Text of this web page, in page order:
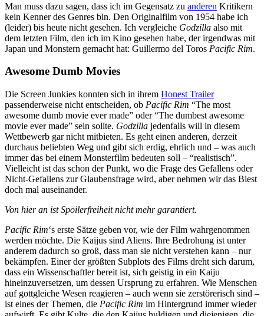
Man muss dazu sagen, dass ich im Gegensatz zu anderen Kritikern
kein Kenner des Genres bin. Den Originalfilm von 1954 habe ich
(leider) bis heute nicht gesehen. Ich vergleiche Godzilla also mit
dem letzten Film, den ich im Kino gesehen habe, der irgendwas mit
Japan und Monstern gemacht hat: Guillermo del Toros Pacific Rim.
Awesome Dumb Movies
Die Screen Junkies konnten sich in ihrem Honest Trailer
passenderweise nicht entscheiden, ob Pacific Rim “The most
awesome dumb movie ever made” oder “The dumbest awesome
movie ever made” sein sollte. Godzilla jedenfalls will in diesem
Wettbewerb gar nicht mitbieten. Es geht einen anderen, derzeit
durchaus beliebten Weg und gibt sich erdig, ehrlich und – was auch
immer das bei einem Monsterfilm bedeuten soll – “realistisch”.
Vielleicht ist das schon der Punkt, wo die Frage des Gefallens oder
Nicht-Gefallens zur Glaubensfrage wird, aber nehmen wir das Biest
doch mal auseinander.
Von hier an ist Spoilerfreiheit nicht mehr garantiert.
Pacific Rim‘s erste Sätze geben vor, wie der Film wahrgenommen
werden möchte. Die Kaijus sind Aliens. Ihre Bedrohung ist unter
anderem dadurch so groß, dass man sie nicht verstehen kann – nur
bekämpfen. Einer der größten Subplots des Films dreht sich darum,
dass ein Wissenschaftler bereit ist, sich geistig in ein Kaiju
hineinzuversetzen, um dessen Ursprung zu erfahren. Wie Menschen
auf gottgleiche Wesen reagieren – auch wenn sie zerstörerisch sind –
ist eines der Themen, die Pacific Rim im Hintergrund immer wieder